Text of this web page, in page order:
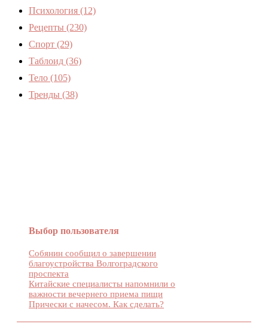
Психология (12)
Рецепты (230)
Спорт (29)
Таблоид (36)
Тело (105)
Тренды (38)
Выбор пользователя
Собянин сообщил о завершении
благоустройства Волгоградского
проспекта
Китайские специалисты напомнили о
важности вечернего приема пищи
Прически с начесом. Как сделать?